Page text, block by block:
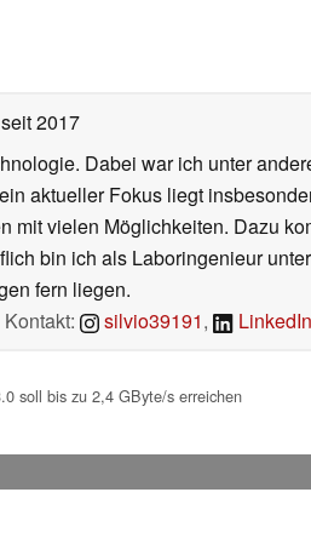
seit 2017
Dabei war ich unter
aktueller Fokus liegt
mit vielen Möglichkeiten. Dazu
bin ich als Laboringenieur
fern liegen.
Kontakt:
silvio39191, LinkedIn
soll bis zu 2,4 GByte/s erreichen